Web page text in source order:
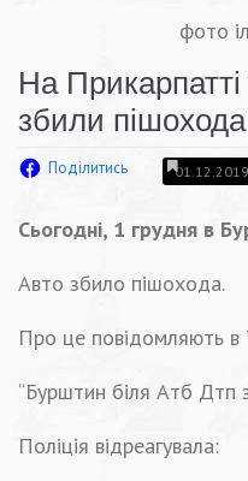
фото
На
збили пішохода
Поділитись 01.12.2019
Сьогодні, 1 грудня в
Авто збило пішохода.
Про це повідомляють в
“Бурштин біля Атб Дтп
Поліція відреагувала: